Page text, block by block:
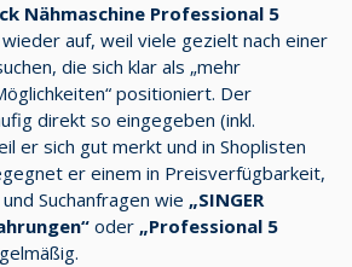
Nähmaschine Professional 5
auf, weil viele gezielt nach einer
die sich klar als „mehr
positioniert. Der
direkt so eingegeben (inkl.
er sich gut merkt und in Shoplisten
er einem in Preisverfügbarkeit,
Suchanfragen wie „SINGER
oder „Professional 5